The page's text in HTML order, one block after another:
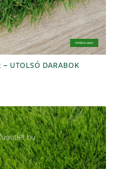
NYÁRI (sötét)
UTOLSÓ DARABOK
Ft